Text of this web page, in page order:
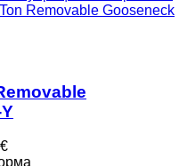
Removable Gooseneck